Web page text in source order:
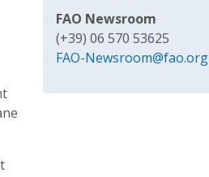
FAO Newsroom
(+39) 06 570 53625
FAO-Newsroom@fao.org